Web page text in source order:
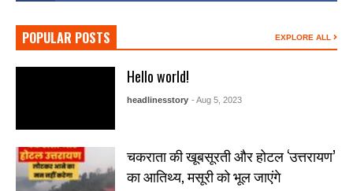
POPULAR POSTS EXPLORE ALL
Hello world!
headlinesstory - Aug 5, 2023
चकराता की खूबसूरती और होटल ‘उत्तरायण’
का आतिथ्य, मसूरी को भूल जाएंगे